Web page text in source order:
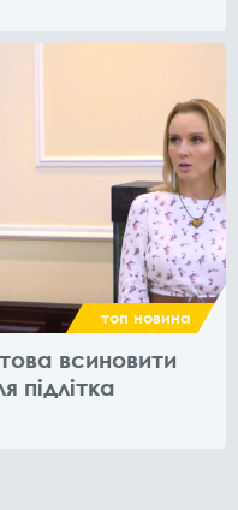
топ новина
всиновити
підлітка